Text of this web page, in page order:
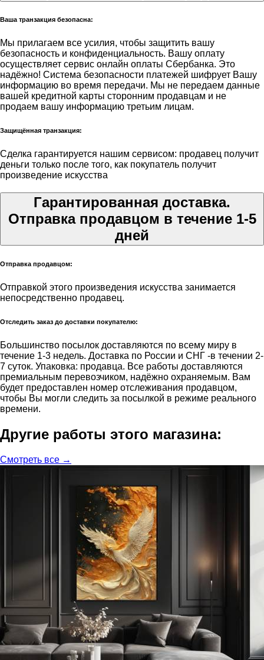
Ваша транзакция безопасна:
Мы прилагаем все усилия, чтобы защитить вашу
безопасность и конфиденциальность. Вашу оплату
осуществляет сервис онлайн оплаты Сбербанка. Это
надёжно! Система безопасности платежей шифрует Вашу
информацию во время передачи. Мы не передаем данные
вашей кредитной карты сторонним продавцам и не
продаем вашу информацию третьим лицам.
Защищённая транзакция:
Сделка гарантируется нашим сервисом: продавец получит
деньги только после того, как покупатель получит
произведение искусства
Гарантированная доставка.
Отправка продавцом в течение 1-5
дней
Отправка продавцом:
Отправкой этого произведения искусства занимается
непосредственно продавец.
Отследить заказ до доставки покупателю:
Большинство посылок доставляются по всему миру в
течение 1-3 недель. Доставка по России и СНГ -в течении 2-
7 суток. Упаковка: продавца. Все работы доставляются
премиальным перевозчиком, надёжно охраняемым. Вам
будет предоставлен номер отслеживания продавцом,
чтобы Вы могли следить за посылкой в режиме реального
времени.
Другие работы этого магазина:
Смотреть все →